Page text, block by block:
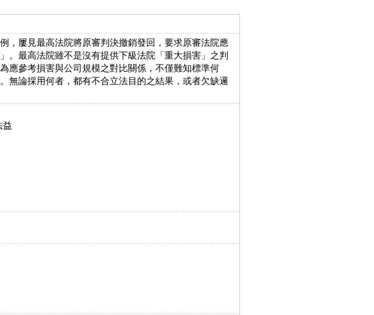
，屢見最高法院將原審判決撤銷發回，要求原審法院應
。最高法院雖不是沒有提供下級法院「重大損害」之判
應參考損害與公司規模之對比關係，不僅難知標準何
無論採用何者，都有不合立法目的之結果，或者欠缺邏
益